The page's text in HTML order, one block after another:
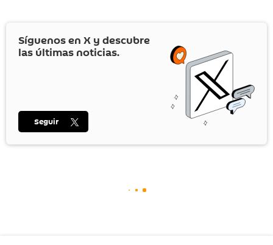
Síguenos en X y descubre
las últimas noticias.
Seguir